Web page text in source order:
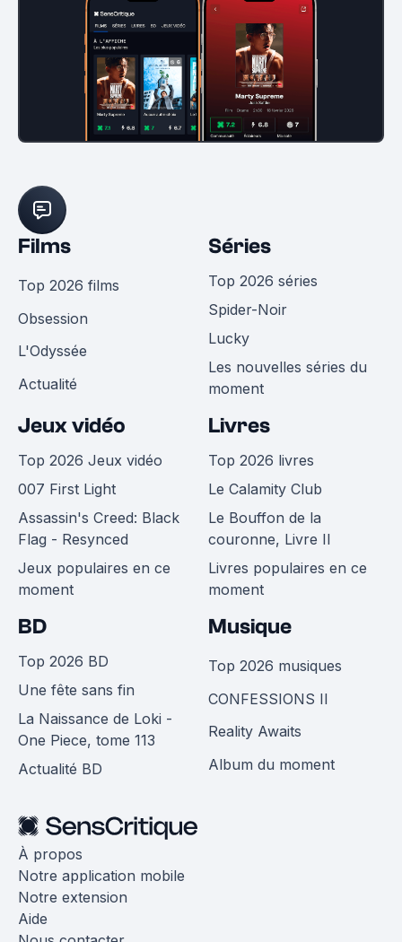
Films
Top 2026 films
Obsession
L'Odyssée
Actualité
Séries
Top 2026 séries
Spider-Noir
Lucky
Les nouvelles séries du
moment
Jeux vidéo
Top 2026 Jeux vidéo
007 First Light
Assassin's Creed: Black
Flag - Resynced
Jeux populaires en ce
moment
Livres
Top 2026 livres
Le Calamity Club
Le Bouffon de la
couronne, Livre II
Livres populaires en ce
moment
BD
Top 2026 BD
Une fête sans fin
La Naissance de Loki -
One Piece, tome 113
Actualité BD
Musique
Top 2026 musiques
CONFESSIONS II
Reality Awaits
Album du moment
À propos
Notre application mobile
Notre extension
Aide